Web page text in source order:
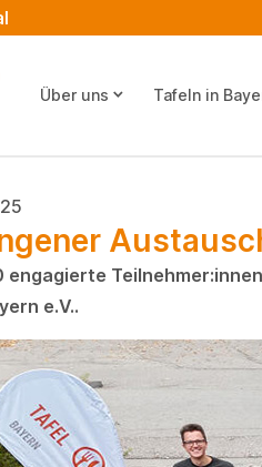
Über uns keyboard_arrow_down Tafeln in
engagierte
e.V..